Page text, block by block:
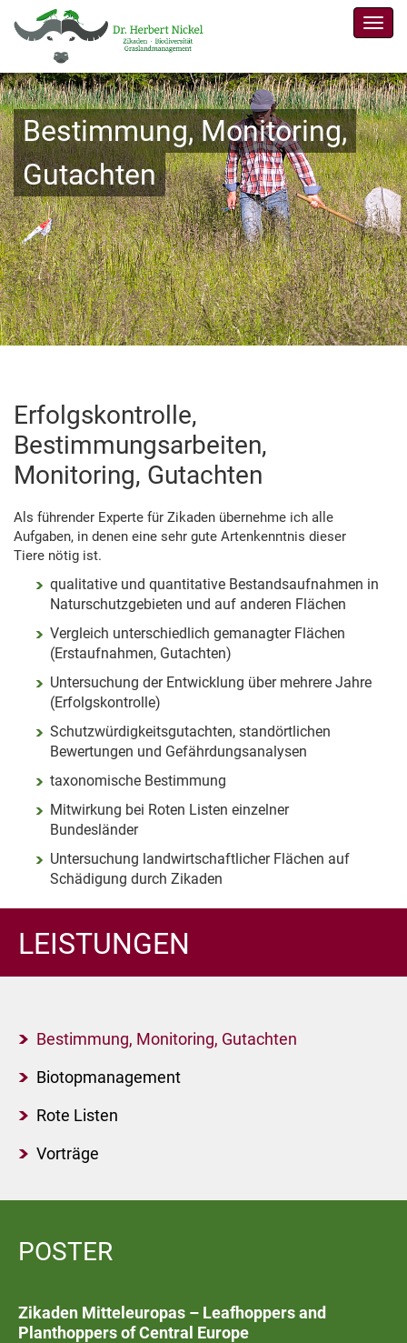
Bestimmung, Monitoring,
Gutachten
Erfolgskontrolle,
Bestimmungsarbeiten,
Monitoring, Gutachten
Als führender Experte für Zikaden übernehme ich alle
Aufgaben, in denen eine sehr gute Artenkenntnis dieser
Tiere nötig ist.
qualitative und quantitative Bestandsaufnahmen in
Naturschutzgebieten und auf anderen Flächen
Vergleich unterschiedlich gemanagter Flächen
(Erstaufnahmen, Gutachten)
Untersuchung der Entwicklung über mehrere Jahre
(Erfolgskontrolle)
Schutzwürdigkeitsgutachten, standörtlichen
Bewertungen und Gefährdungsanalysen
taxonomische Bestimmung
Mitwirkung bei Roten Listen einzelner
Bundesländer
Untersuchung landwirtschaftlicher Flächen auf
Schädigung durch Zikaden
LEISTUNGEN
Bestimmung, Monitoring, Gutachten
Biotopmanagement
Rote Listen
Vorträge
POSTER
Zikaden Mitteleuropas – Leafhoppers and
Planthoppers of Central Europe